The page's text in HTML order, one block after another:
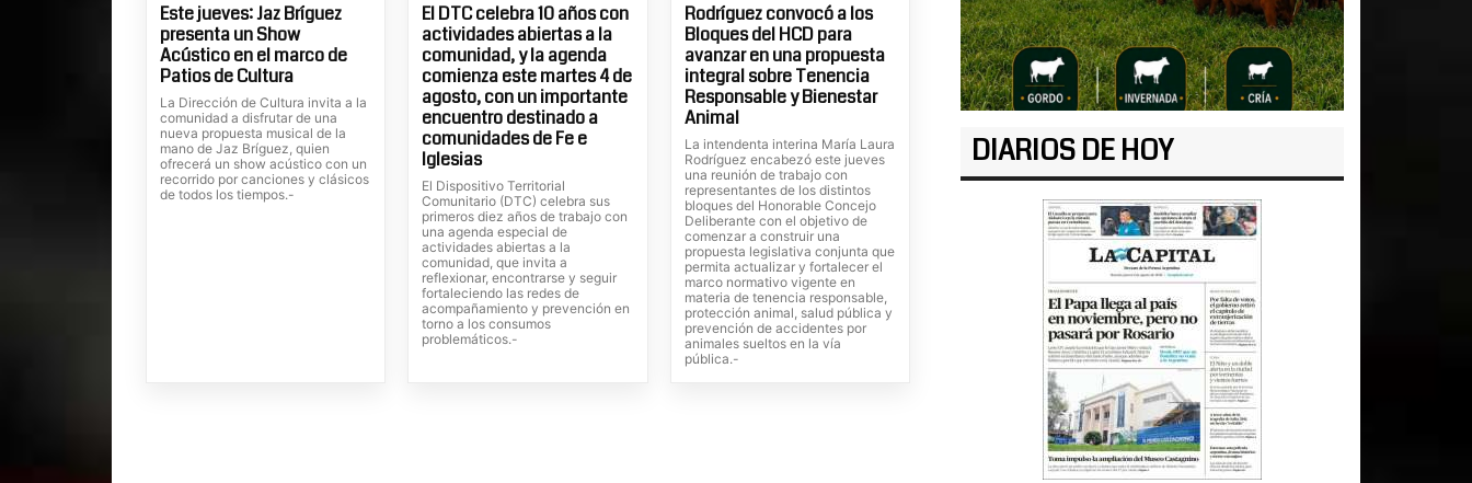
Este jueves: Jaz Bríguez
presenta un Show
Acústico en el marco de
Patios de Cultura
La Dirección de Cultura invita a la
comunidad a disfrutar de una
nueva propuesta musical de la
mano de Jaz Bríguez, quien
ofrecerá un show acústico con un
recorrido por canciones y clásicos
de todos los tiempos.-
El DTC celebra 10 años con
actividades abiertas a la
comunidad, y la agenda
comienza este martes 4 de
agosto, con un importante
encuentro destinado a
comunidades de Fe e
Iglesias
El Dispositivo Territorial
Comunitario (DTC) celebra sus
primeros diez años de trabajo con
una agenda especial de
actividades abiertas a la
comunidad, que invita a
reflexionar, encontrarse y seguir
fortaleciendo las redes de
acompañamiento y prevención en
torno a los consumos
problemáticos.-
Rodríguez convocó a los
Bloques del HCD para
avanzar en una propuesta
integral sobre Tenencia
Responsable y Bienestar
Animal
La intendenta interina María Laura
Rodríguez encabezó este jueves
una reunión de trabajo con
representantes de los distintos
bloques del Honorable Concejo
Deliberante con el objetivo de
comenzar a construir una
propuesta legislativa conjunta que
permita actualizar y fortalecer el
marco normativo vigente en
materia de tenencia responsable,
protección animal, salud pública y
prevención de accidentes por
animales sueltos en la vía
pública.-
DIARIOS DE HOY